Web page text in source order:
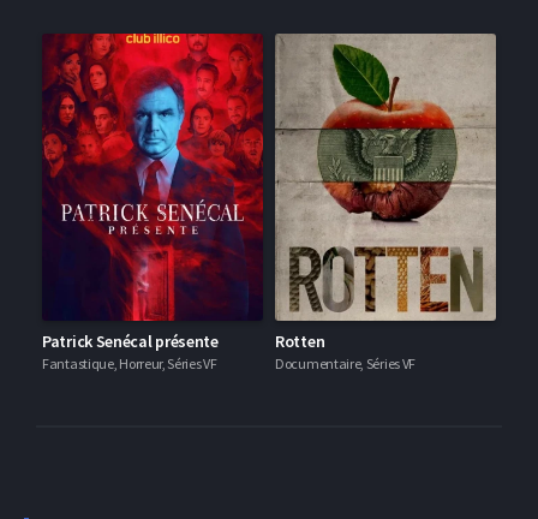
Patrick Senécal présente
Fantastique, Horreur, Séries VF
Rotten
Documentaire, Séries VF